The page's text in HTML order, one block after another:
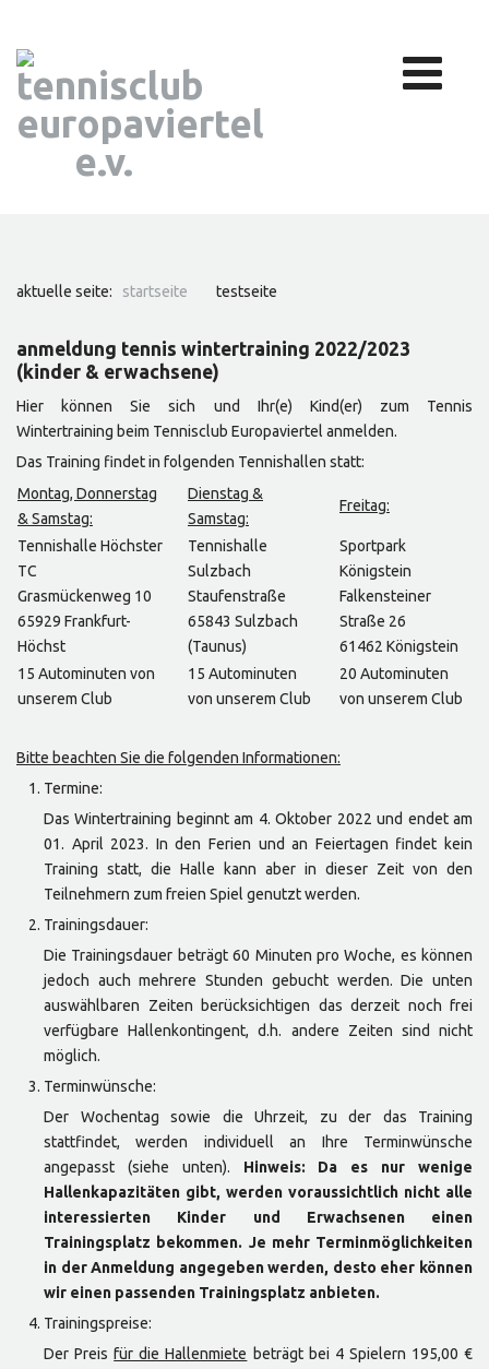
aktuelle seite: startseite testseite
anmeldung tennis wintertraining 2022/2023
(kinder & erwachsene)
Hier können Sie sich und Ihr(e) Kind(er) zum Tennis
Wintertraining beim Tennisclub Europaviertel anmelden.
Das Training findet in folgenden Tennishallen statt:
Montag, Donnerstag
& Samstag:
Dienstag &
Samstag:
Freitag:
Tennishalle Höchster
TC
Grasmückenweg 10
65929 Frankfurt-
Höchst
Tennishalle
Sulzbach
Staufenstraße
65843 Sulzbach
(Taunus)
Sportpark
Königstein
Falkensteiner
Straße 26
61462 Königstein
15 Autominuten von
unserem Club
15 Autominuten
von unserem Club
20 Autominuten
von unserem Club
Bitte beachten Sie die folgenden Informationen:
Termine:
Das Wintertraining beginnt am 4. Oktober 2022 und endet am
01. April 2023. In den Ferien und an Feiertagen findet kein
Training statt, die Halle kann aber in dieser Zeit von den
Teilnehmern zum freien Spiel genutzt werden.
Trainingsdauer:
Die Trainingsdauer beträgt 60 Minuten pro Woche, es können
jedoch auch mehrere Stunden gebucht werden. Die unten
auswählbaren Zeiten berücksichtigen das derzeit noch frei
verfügbare Hallenkontingent, d.h. andere Zeiten sind nicht
möglich.
Terminwünsche:
Der Wochentag sowie die Uhrzeit, zu der das Training
stattfindet, werden individuell an Ihre Terminwünsche
angepasst (siehe unten). Hinweis:
Da es nur wenige
Hallenkapazitäten gibt, werden voraussichtlich nicht alle
interessierten Kinder und Erwachsenen einen
Trainingsplatz bekommen. Je mehr Terminmöglichkeiten
in der Anmeldung angegeben werden, desto eher können
wir einen passenden Trainingsplatz anbieten.
Trainingspreise:
Der Preisfür die Hallenmiete beträgt bei 4 Spielern 195,00 €